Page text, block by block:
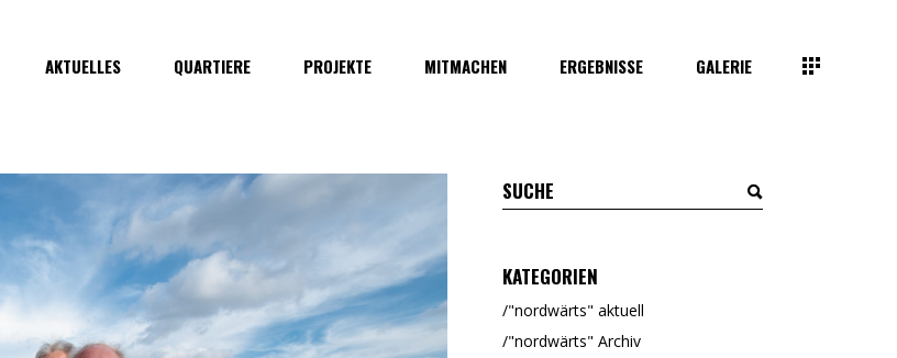
AKTUELLES QUARTIERE PROJEKTE MITMACHEN ERGEBNISSE GALERIE
KATEGORIEN
"nordwärts" aktuell
"nordwärts" Archiv